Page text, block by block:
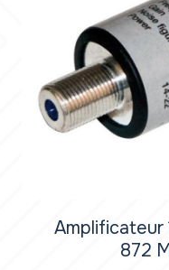
Amplificateur
872